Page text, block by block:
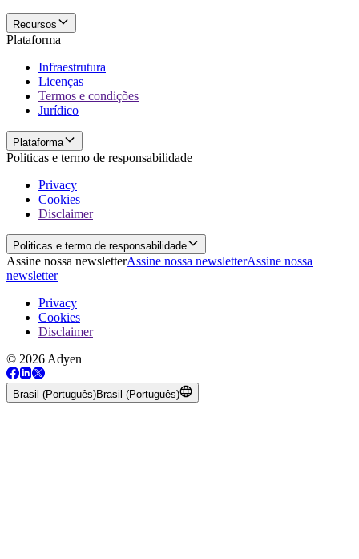
Recursos
Plataforma
Infraestrutura
Licenças
Termos e condições
Jurídico
Plataforma
Politicas e termo de responsabilidade
Privacy
Cookies
Disclaimer
Politicas e termo de responsabilidade
Assine nossa newsletterAssine nossa newsletterAssine nossa
newsletter
Privacy
Cookies
Disclaimer
© 2026 Adyen
Brasil (Português)Brasil (Português)